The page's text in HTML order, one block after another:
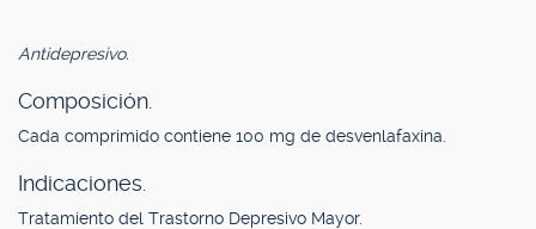
Antidepresivo.
Composición.
Cada comprimido contiene 100 mg de desvenlafaxina.
Indicaciones.
Tratamiento del Trastorno Depresivo Mayor.